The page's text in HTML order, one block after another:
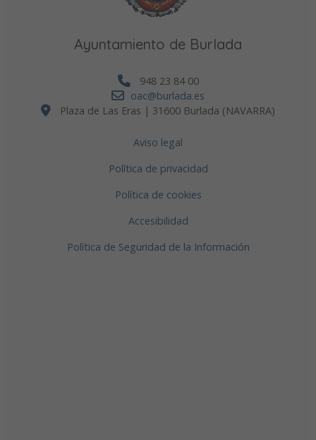
Ayuntamiento de Burlada
948 23 84 00
oac@burlada.es
Plaza de Las Eras | 31600 Burlada (NAVARRA)
Aviso legal
Política de privacidad
Política de cookies
Accesibilidad
Política de Seguridad de la Información